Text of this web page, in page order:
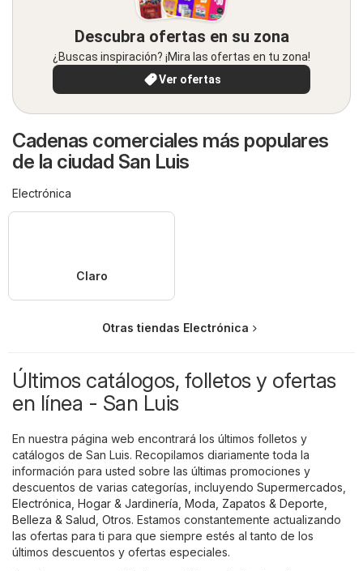
Descubra ofertas en su zona
¿Buscas inspiración? ¡Mira las ofertas en tu zona!
Ver ofertas
Cadenas comerciales más populares
de la ciudad San Luis
Electrónica
Claro
Otras tiendas Electrónica
Últimos catálogos, folletos y ofertas
en línea - San Luis
En nuestra página web encontrará los últimos folletos y
catálogos de San Luis. Recopilamos diariamente toda la
información para usted sobre las últimas promociones y
descuentos de varias categorías, incluyendo Supermercados
Electrónica Hogar & Jardinería Moda, Zapatos & Deporte
Belleza & Salud Otros. Estamos constantemente actualizando
las ofertas para ti para que siempre estés al tanto de los
últimos descuentos y ofertas especiales.